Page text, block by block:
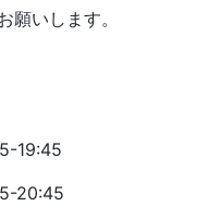
願いします。
19:45
20:45